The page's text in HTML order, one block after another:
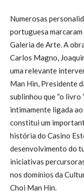
Numerosas
portuguesa
Galeria de Arte. A
Carlos Magno,
uma relevante
Man Hin, Presidente
sublinhou que “o livro
intimamente ligada ao
constitui um
história do Casino
desenvolvimento do
iniciativas
nos domínios da
Choi Man Hin.